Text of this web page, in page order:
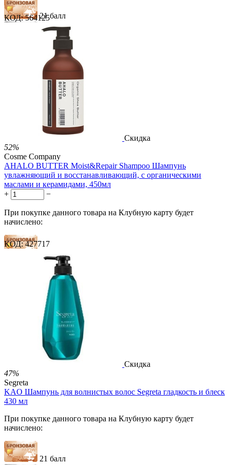
21 балл
32 балла
53 балла
724.00 Р
за 1.00 мл
Нет в наличии
 
КОД: 564125
Скидка
52%
Cosme Company
AHALO BUTTER Moist&Repair Shampoo Шампунь
увлажняющий и восстанавливающий, с органическими
маслами и керамидами, 450мл
+
−
При покупке данного товара на Клубную карту будет
начислено:
32 балла
53 балла
1 212.00
Р
за 1.00 мл

КОД: 427717
Скидка
47%
Segreta
KAO Шампунь для волнистых волос Segreta гладкость и блеск
430 мл
При покупке данного товара на Клубную карту будет
начислено:
21 балл